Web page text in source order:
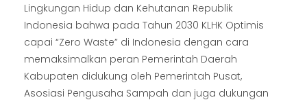
Lingkungan Hidup dan Kehutanan Republik
Indonesia bahwa pada Tahun 2030 KLHK Optimis
capai “Zero Waste” di Indonesia dengan cara
memaksimalkan peran Pemerintah Daerah
Kabupaten didukung oleh Pemerintah Pusat,
Asosiasi Pengusaha Sampah dan juga dukungan